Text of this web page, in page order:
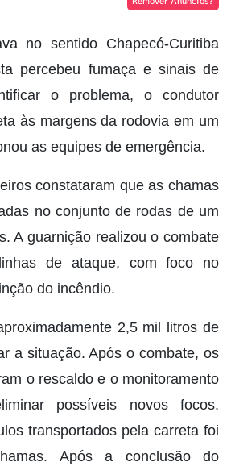
no sentido Chapecó-Curitiba
percebeu fumaça e sinais de
o problema, o condutor
às margens da rodovia em um
as equipes de emergência.
constataram que as chamas
no conjunto de rodas de um
A guarnição realizou o combate
de ataque, com foco no
do incêndio.
2,5 mil litros de
a situação. Após o combate, os
o rescaldo e o monitoramento
possíveis novos focos.
transportados pela carreta foi
Após a conclusão do